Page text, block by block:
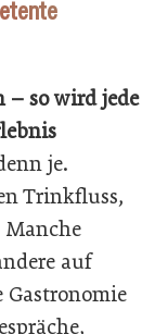
so wird jede
je.
Trinkfluss,
Manche
auf